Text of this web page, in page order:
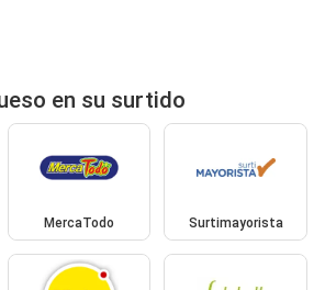
en su surtido
MercaTodo Surtimayorista